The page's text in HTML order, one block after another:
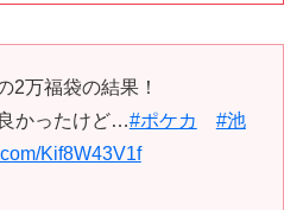
2万福袋の結果！
かったけど…#ポケカ
#池
Kif8W43V1f